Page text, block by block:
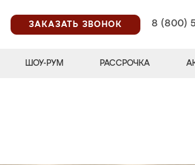
ЗАКАЗАТЬ ЗВОНОК
8 (800)
ШОУ-РУМ РАССРОЧКА